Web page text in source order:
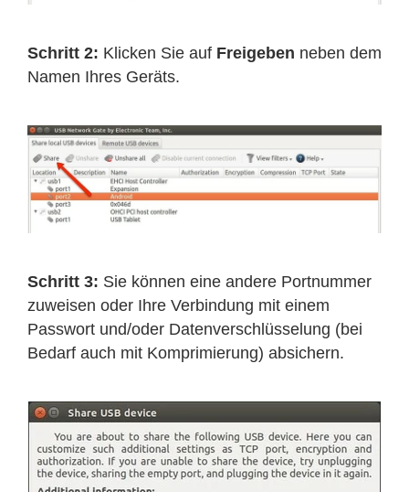
Schritt 2: Klicken Sie auf Freigeben neben dem
Namen Ihres Geräts.
Schritt 3: Sie können eine andere Portnummer
zuweisen oder Ihre Verbindung mit einem
Passwort und/oder Datenverschlüsselung (bei
Bedarf auch mit Komprimierung) absichern.